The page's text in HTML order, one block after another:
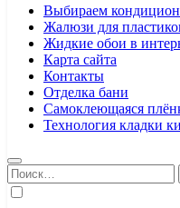
Выбираем
Жалюзи для
Жидкие обои в
Карта сайта
Контакты
Отделка бани
Самоклеющаяся
Технология кладки
Найти: